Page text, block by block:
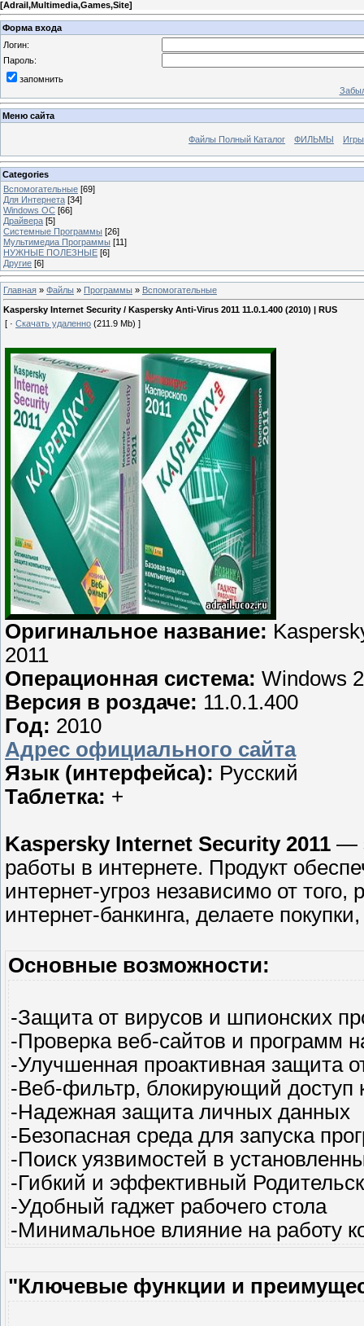
[Adrail,Multimedia,Games,Site]
Форма входа
Логин:
Пароль:
запомнить
Меню сайта
Файлы Полный Каталог ФИЛЬМЫ
Categories
Вспомогательные [69]
Для Интернета [34]
Windows ОС [66]
Драйвера [5]
Системные Программы [26]
Мультимедиа Программы [11]
НУЖНЫЕ ПОЛЕЗНЫЕ [6]
Другие [6]
Главная » Файлы » Программы » Вспомогательные
Kaspersky Internet Security / Kaspersky Anti-Virus 2011 11.0.1.400 (2010) | RUS
[ · Скачать удаленно (211.9 Mb) ]
Оригинальное название:
2011
Операционная система: Windows
Версия в роздаче: 11.0.1.400
Год: 2010
Адрес официального сайта
Язык (интерфейса): Русский
Таблетка: +
Kaspersky Internet Security 2011 —
работы в интернете. Продукт
интернет-угроз независимо от
интернет-банкинга, делаете
Основные возможности:
-Защита от вирусов и шпионских
-Проверка веб-сайтов и программ
-Улучшенная проактивная защита
-Веб-фильтр, блокирующий доступ
-Надежная защита личных данных
-Безопасная среда для запуска
-Поиск уязвимостей в
-Гибкий и эффективный
-Удобный гаджет рабочего стола
-Минимальное влияние на работу
"Ключевые функции и